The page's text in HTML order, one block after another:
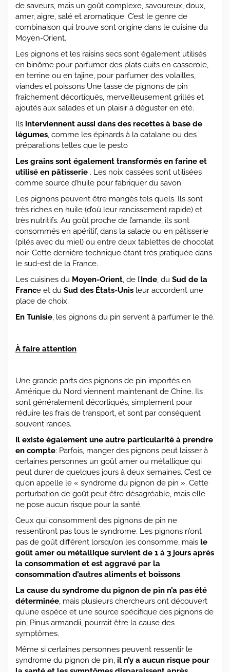
de saveurs, mais un goût complexe, savoureux, doux,
amer, aigre, salé et aromatique. C’est le genre de
combinaison qui trouve sont origine dans le cuisine du
Moyen-Orient.
Les pignons et les raisins secs sont également utilisés
en binôme pour parfumer des plats cuits en casserole,
en terrine ou en tajine, pour parfumer des volailles,
viandes et poissons Une tasse de pignons de pin
fraîchement décortiqués, merveilleusement grillés et
ajoutés aux salades et un plaisir à déguster en été.
Ils interviennent aussi dans des recettes à base de
légumes, comme les épinards à la catalane ou des
préparations telles que le pesto
Les grains sont également transformés en farine et
utilisé en pâtisserie . Les noix cassées sont utilisées
comme source d’huile pour fabriquer du savon.
Les pignons peuvent être mangés tels quels. Ils sont
très riches en huile (d’où leur rancissement rapide) et
très nutritifs. Au goût proche de l’amande, ils sont
consommés en apéritif, dans la salade ou en pâtisserie
(pilés avec du miel) ou entre deux tablettes de chocolat
noir. Cette dernière technique étant très pratiquée dans
le sud-est de la France.
Les cuisines du Moyen-Orient, de l’Inde, du Sud de la
France et du Sud des États-Unis leur accordent une
place de choix.
En Tunisie, les pignons du pin servent à parfumer le thé.
À faire attention
Une grande parts des pignons de pin importés en
Amérique du Nord viennent maintenant de Chine. Ils
sont généralement décortiqués, simplement pour
réduire les frais de transport, et sont par conséquent
souvent rances.
Il existe également une autre particularité à prendre
en compte: Parfois, manger des pignons peut laisser à
certaines personnes un goût amer ou métallique qui
peut durer de quelques jours à deux semaines. C’est ce
qu’on appelle le « syndrome du pignon de pin ». Cette
perturbation de goût peut être désagréable, mais elle
ne pose aucun risque pour la santé.
Ceux qui consomment des pignons de pin ne
ressentiront pas tous le syndrome. Les pignons n’ont
pas de goût différent lorsqu’on les consomme, mais le
goût amer ou métallique survient de 1 à 3 jours après
la consommation et est aggravé par la
consommation d’autres aliments et boissons.
La cause du syndrome du pignon de pin n’a pas été
déterminée, mais plusieurs chercheurs ont découvert
qu’une espèce et une source spécifique des pignons de
pin, Pinus armandii, pourrait être la cause des
symptômes.
Même si certaines personnes peuvent ressentir le
syndrome du pignon de pin, il n’y a aucun risque pour